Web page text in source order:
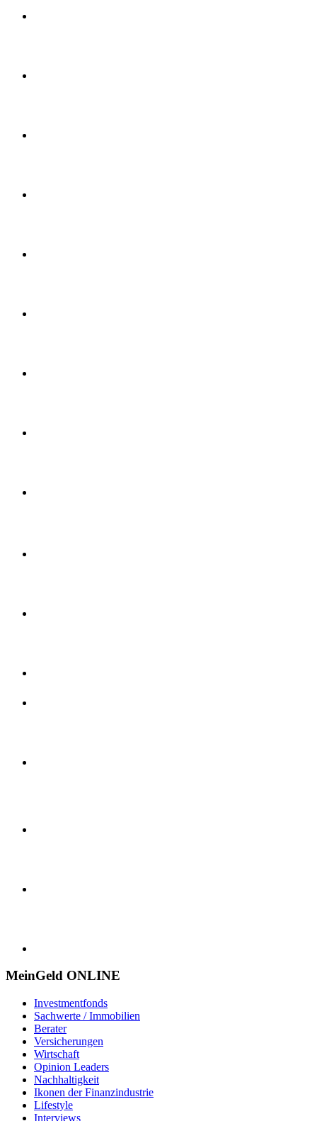
MeinGeld ONLINE
Investmentfonds
Sachwerte / Immobilien
Berater
Versicherungen
Wirtschaft
Opinion Leaders
Nachhaltigkeit
Ikonen der Finanzindustrie
Lifestyle
Interviews